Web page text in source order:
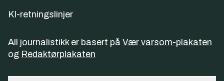
KI-retningslinjer
All journalistikk er basert på Vær varsom-plakaten
og Redaktørplakaten